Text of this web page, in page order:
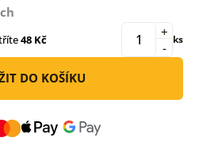
48 Kč -
+ ks
DO KOŠÍKU